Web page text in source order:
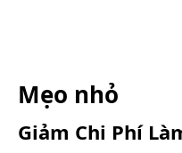
Mẹo nhỏ
Giảm Chi Phí